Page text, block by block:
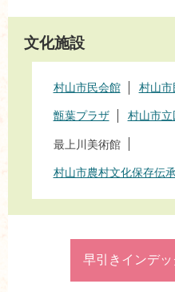
文化施設
村山市民会館 村山
甑葉プラザ 村山市立
最上川美術館
村山市農村文化保存伝
早引きインデッ